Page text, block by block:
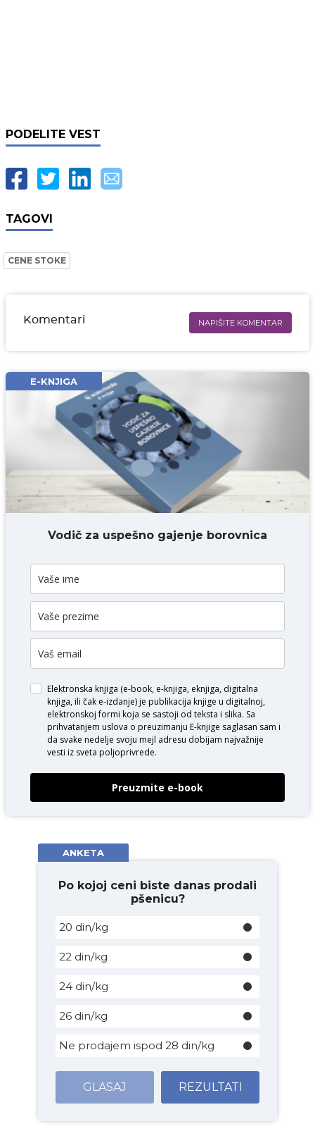
PODELITE VEST
TAGOVI
CENE STOKE
Komentari NAPIŠITE KOMENTAR
Email* obavezno
Komentar* obavezno
DODAJ KOMENTAR
E-KNJIGA
Vodič za uspešno gajenje borovnica
Elektronska knjiga (e-book, e-knjiga, eknjiga, digitalna
knjiga, ili čak e-izdanje) je publikacija knjige u digitalnoj,
elektronskoj formi koja se sastoji od teksta i slika. Sa
prihvatanjem uslova o preuzimanju E-knjige saglasan sam i
da svake nedelje svoju mejl adresu dobijam najvažnije
vesti iz sveta poljoprivrede.
Preuzmite e-book
ANKETA
Po kojoj ceni biste danas prodali
pšenicu?
20 din/kg
22 din/kg
24 din/kg
26 din/kg
Ne prodajem ispod 28 din/kg
GLASAJ REZULTATI